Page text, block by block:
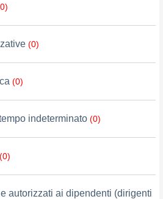
(0)
(0)
indeterminato (0)
(0)
autorizzati ai dipendenti (dirigenti